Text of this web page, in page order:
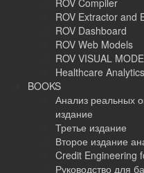
ROV Extractor and
ROV Dashboard
ROV Web Models
ROV VISUAL
Healthcare Analytics
BOOKS
Анализ реальных
издание
Третье издание
Второе издание
Credit Engineering
Руководство для